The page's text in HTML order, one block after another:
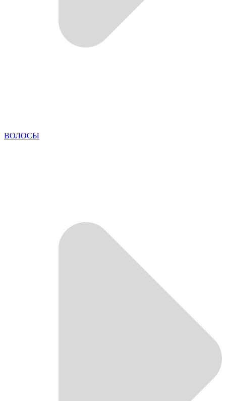
ВОЛОСЫ